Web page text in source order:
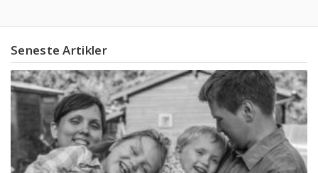
Seneste Artikler